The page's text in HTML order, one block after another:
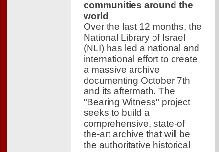
communities around the
world
Over the last 12 months, the
National Library of Israel
(NLI) has led a national and
international effort to create
a massive archive
documenting October 7th
and its aftermath. The
"Bearing Witness" project
seeks to build a
comprehensive, state-of
the-art archive that will be
the authoritative historical